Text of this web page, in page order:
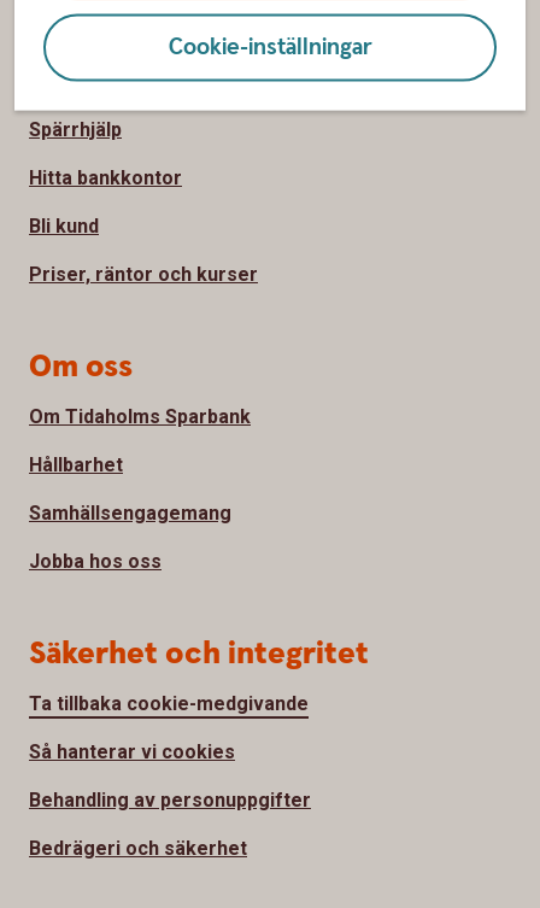
Cookie-inställningar
Sidfot
Hitta snabbt
Kundservice
Spärrhjälp
Hitta bankkontor
Bli kund
Priser, räntor och kurser
Om oss
Om Tidaholms Sparbank
Hållbarhet
Samhällsengagemang
Jobba hos oss
Säkerhet och integritet
Ta tillbaka cookie-medgivande
Så hanterar vi cookies
Behandling av personuppgifter
Bedrägeri och säkerhet